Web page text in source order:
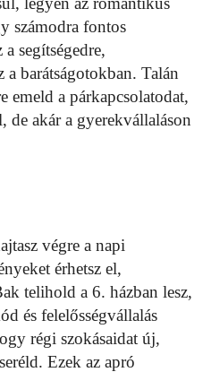
számodra fontos
segítségedre,
barátságotokban. Talán
emeld a párkapcsolatodat,
de akár a gyerekvállaláson
végre a napi
érhetsz el,
telihold a 6. házban lesz,
és felelősségvállalás
régi szokásaidat új,
Ezek az apró